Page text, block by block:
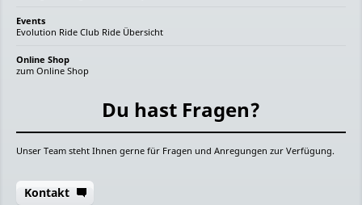
Events
Evolution Ride Club Ride Übersicht
Online Shop
zum Online Shop
Du hast Fragen?
Unser Team steht Ihnen gerne für Fragen und Anregungen zur Verfügung.
Kontakt